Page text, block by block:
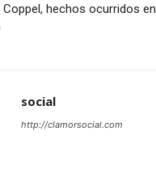
hechos ocurridos en
social
http://clamorsocial.com